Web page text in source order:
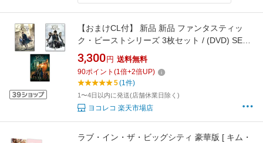
【おまけCL付】 新品 新品 ファンタスティッ
ク・ビーストシリーズ 3枚セット / (DVD) SET-
255-FANTASTIC3-HPM
3,300 円 送料無料
90ポイント (1倍+2倍UP)
5(1件)
1〜4日以内に発送(店舗休業日除く)
ヨコレコ 楽天市場店
ラブ・イン・ザ・ビッグシティ 豪華版 [ キム・